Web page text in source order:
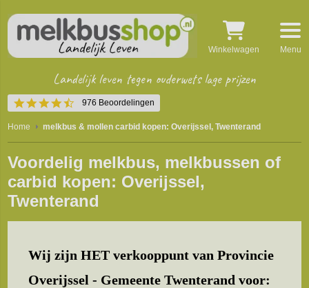
4.5
star
rating
976 Beoordelingen
Landelijk leven tegen ouderwets lage prijzen
Winkelwagen Menu
Home melkbus & mollen carbid kopen: Overijssel, Twenterand
Voordelig melkbus, melkbussen of
carbid kopen: Overijssel,
Twenterand
Wij zijn HET verkooppunt van Provincie
Overijssel - Gemeente Twenterand voor: